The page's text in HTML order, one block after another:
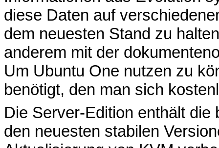
diese Daten auf
dem neuesten Stand zu
anderem mit der
Um Ubuntu One nutzen zu
benötigt, den man sich
Die Server-Edition enthält
den neuesten stabilen